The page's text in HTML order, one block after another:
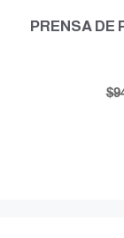
PRENSA DE
$